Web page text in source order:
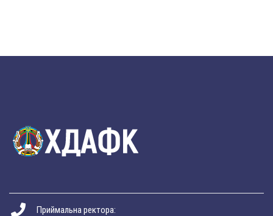
Приймальна ректора: